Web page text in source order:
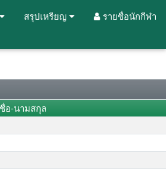
สรุปเหรียญ รายชื่อนักกีฬา
ชื่อ-นามสกุล